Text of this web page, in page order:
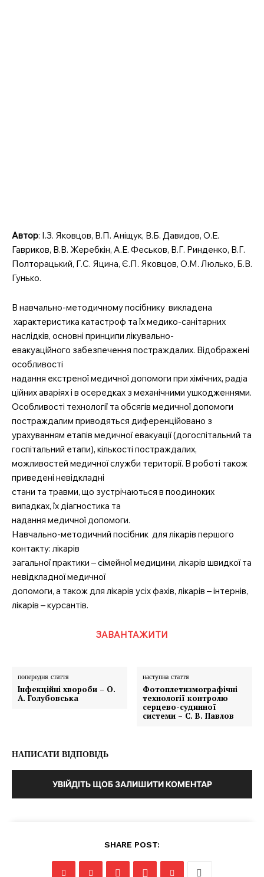
Автор: І.З. Яковцов, В.П. Аніщук, В.Б. Давидов, О.Е.
Гавриков, В.В. Жеребкін, А.Е. Феськов, В.Г. Ринденко, В.Г.
Полторацький, Г.С. Яцина, Є.П. Яковцов, О.М. Люлько, Б.В.
Гунько.
В навчально-методичному посібнику викладена
характеристика катастроф та їх медико-санітарних
наслідків, основні принципи лікувально-
евакуаційного забезпечення постраждалих. Відображені
особливості
надання екстреної медичної допомоги при хімічних, радіа
ційних аваріях і в осередках з механічними ушкодженнями.
Особливості технології та обсягів медичної допомоги
постраждалим приводяться диференційовано з
урахуванням етапів медичної евакуації (догоспітальний та
госпітальний етапи), кількості постраждалих,
можливостей медичної служби території. В роботі також
приведені невідкладні
стани та травми, що зустрічаються в поодиноких
випадках, їх діагностика та
надання медичної допомоги.
Навчально-методичний посібник для лікарів першого
контакту: лікарів
загальної практики – сімейної медицини, лікарів швидкої та
невідкладної медичної
допомоги, а також для лікарів усіх фахів, лікарів – інтернів,
лікарів – курсантів.
ЗАВАНТАЖИТИ
попередня стаття
Інфекційні хвороби – О.
А. Голубовська
наступна стаття
Фотоплетизмографічні
технології контролю
серцево-судинної
системи – С. В. Павлов
НАПИСАТИ ВІДПОВІДЬ
УВІЙДІТЬ ЩОБ ЗАЛИШИТИ КОМЕНТАР
SHARE POST: